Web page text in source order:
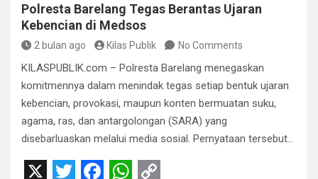
Polresta Barelang Tegas Berantas Ujaran
Kebencian di Medsos
2 bulan ago Kilas Publik No Comments
KILASPUBLIK.com – Polresta Barelang menegaskan
komitmennya dalam menindak tegas setiap bentuk ujaran
kebencian, provokasi, maupun konten bermuatan suku,
agama, ras, dan antargolongan (SARA) yang
disebarluaskan melalui media sosial. Pernyataan tersebut…